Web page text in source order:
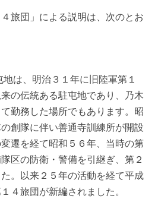
旅団」による説明は、次のとお
、明治３１年に旧陸軍第１
の伝統ある駐屯地であり、乃木
勤務した場所でもあります。昭
創隊に伴い善通寺訓練所が開設
遷を経て昭和５６年、当時の第
区の防衛・警備を引継ぎ、第２
。以来２５年の活動を経て平成
４旅団が新編されました。